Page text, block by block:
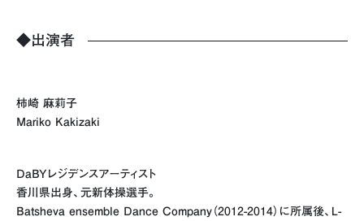
◆出演者
柿崎 麻莉子
Mariko Kakizaki
DaBYレジデンスアーティスト
香川県出身、元新体操選手。
Batsheva ensemble Dance Company（2012-2014）に所属後、L-